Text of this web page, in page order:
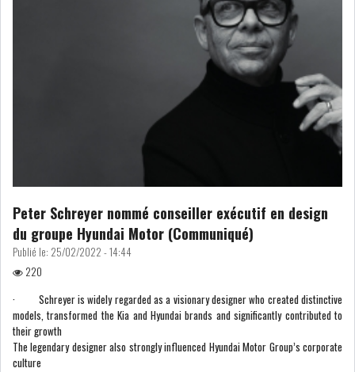
Peter Schreyer nommé conseiller exécutif en design
du groupe Hyundai Motor (Communiqué)
Publié le: 25/02/2022 - 14:44
220
· Schreyer is widely regarded as a visionary designer who created distinctive
models, transformed the Kia and Hyundai brands and significantly contributed to
their growth
The legendary designer also strongly influenced Hyundai Motor Group’s corporate
culture